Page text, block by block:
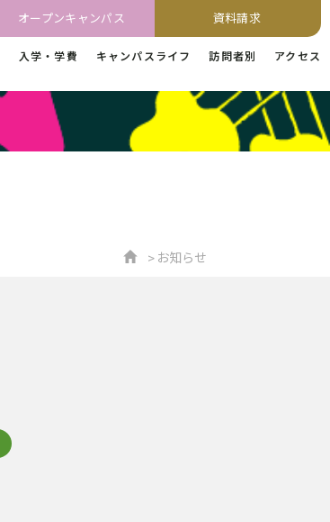
オープンキャンパス 資料請求
入学・学費 キャンパスライフ 訪問者別 アクセス
お知らせ